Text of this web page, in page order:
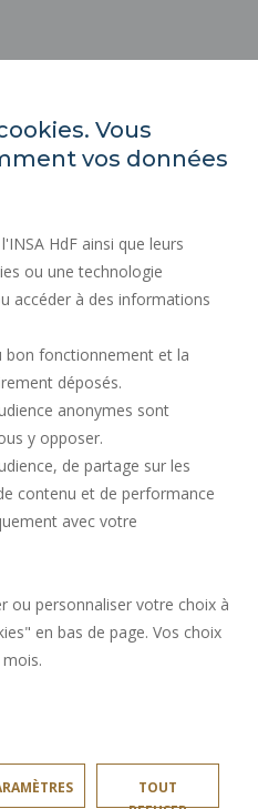
Une question ?
notre FAQ et nos
équipes ont
surement la
✖
Vous
vos données
HdF ainsi que leurs
ou une technologie
accéder à des informations
bon fonctionnement et la
déposés.
anonymes sont
y opposer.
de partage sur les
contenu et de performance
avec votre
ou personnaliser votre choix à
en bas de page. Vos choix
TOUT